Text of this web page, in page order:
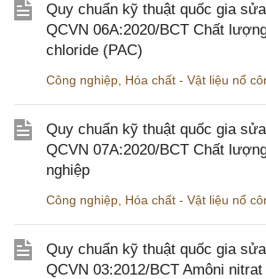
Quy chuẩn kỹ thuật quốc gia
QCVN 06A:2020/BCT Chất
chloride (PAC)
Công nghiệp Hóa chất - Vật liệu nổ
Quy chuẩn kỹ thuật quốc gia
QCVN 07A:2020/BCT Chất
nghiệp
Công nghiệp Hóa chất - Vật liệu nổ
Quy chuẩn kỹ thuật quốc gia
QCVN 03:2012/BCT Amôni